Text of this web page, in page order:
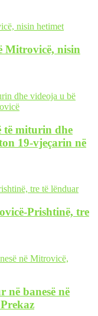
Mitrovicë, nisin
të miturin dhe
19-vjeçarin në
Prishtinë, tre
në banesë në